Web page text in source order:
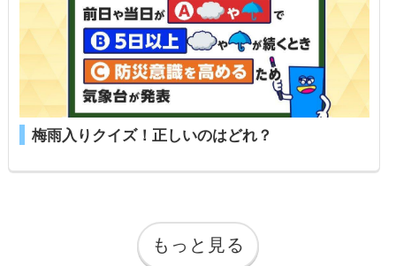
梅雨入りクイズ！正しいのはどれ？
もっと見る